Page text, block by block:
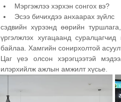
Мэргэжлээ хэрхэн сонгох вэ?
Эсээ бичихдээ анхаарах зүйлс
сэдвийн хүрээнд өөрийн
үргэлжлэх хугацаанд
байлаа. Хамгийн сонирхолтой
Цаг үеэ олсон хэрэгцээтэй
илэрхийлж ажлын амжилт хүсье.